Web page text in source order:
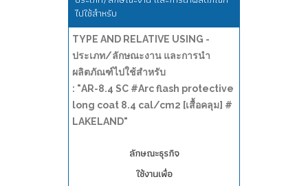
ไปใช้สำหรับ
TYPE AND RELATIVE USING -
ประเภท/ลักษณะงาน และการนำ
ผลิตภัณฑ์ไปใช้สำหรับ
: "AR-8.4 SC #Arc flash protective
long coat 8.4 cal/cm2 [เสื้อคลุม] #
LAKELAND"
ลักษณะธุรกิจ
ใช้งานเพื่อ